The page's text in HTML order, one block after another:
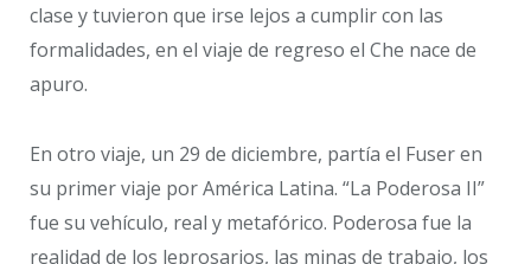
clase y tuvieron que irse lejos a cumplir con las
formalidades, en el viaje de regreso el Che nace de
apuro.
En otro viaje, un 29 de diciembre, partía el Fuser en
su primer viaje por América Latina. “La Poderosa II”
fue su vehículo, real y metafórico. Poderosa fue la
realidad de los leprosarios, las minas de trabajo, los